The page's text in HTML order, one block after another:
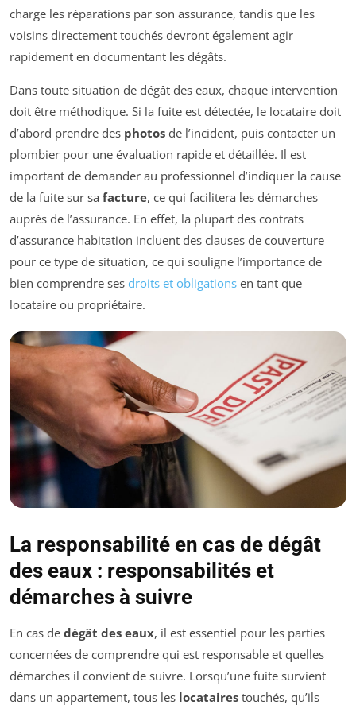
charge les réparations par son assurance, tandis que les
voisins directement touchés devront également agir
rapidement en documentant les dégâts.
Dans toute situation de dégât des eaux, chaque intervention
doit être méthodique. Si la fuite est détectée, le locataire doit
d’abord prendre des photos de l’incident, puis contacter un
plombier pour une évaluation rapide et détaillée. Il est
important de demander au professionnel d’indiquer la cause
de la fuite sur sa facture, ce qui facilitera les démarches
auprès de l’assurance. En effet, la plupart des contrats
d’assurance habitation incluent des clauses de couverture
pour ce type de situation, ce qui souligne l’importance de
bien comprendre ses droits et obligations en tant que
locataire ou propriétaire.
La responsabilité en cas de dégât
des eaux : responsabilités et
démarches à suivre
En cas de dégât des eaux, il est essentiel pour les parties
concernées de comprendre qui est responsable et quelles
démarches il convient de suivre. Lorsqu’une fuite survient
dans un appartement, tous les locataires touchés, qu’ils